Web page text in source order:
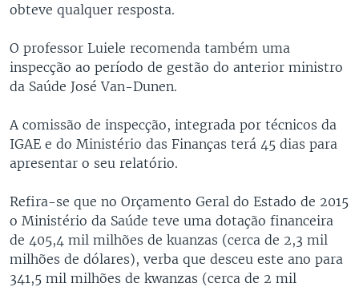
obteve qualquer resposta.
O professor Luiele recomenda também uma
inspecção ao período de gestão do anterior ministro
da Saúde José Van-Dunen.
A comissão de inspecção, integrada por técnicos da
IGAE e do Ministério das Finanças terá 45 dias para
apresentar o seu relatório.
Refira-se que no Orçamento Geral do Estado de 2015
o Ministério da Saúde teve uma dotação financeira
de 405,4 mil milhões de kuanzas (cerca de 2,3 mil
milhões de dólares), verba que desceu este ano para
341,5 mil milhões de kwanzas (cerca de 2 mil